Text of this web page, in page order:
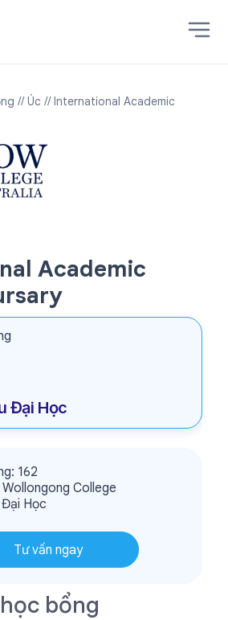
// Úc // International Academic
Academic
Đại Học
162
College
Học
Tư vấn ngay
bổng